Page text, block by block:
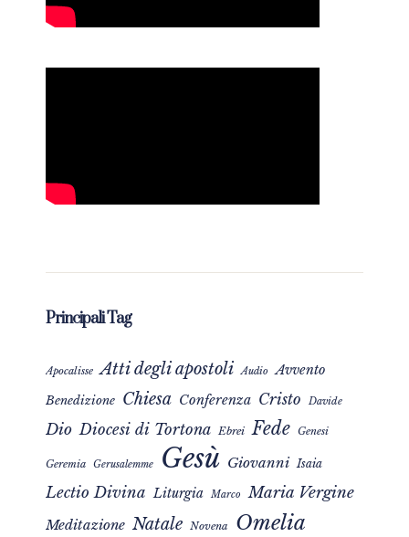
Principali Tag
Apocalisse Atti degli apostoli Audio Avvento
Benedizione Chiesa Conferenza Cristo Davide
Dio Diocesi di Tortona Ebrei Fede Genesi
Geremia Gerusalemme Gesù Giovanni Isaia
Lectio Divina Liturgia Marco Maria Vergine
Meditazione Natale Novena Omelia